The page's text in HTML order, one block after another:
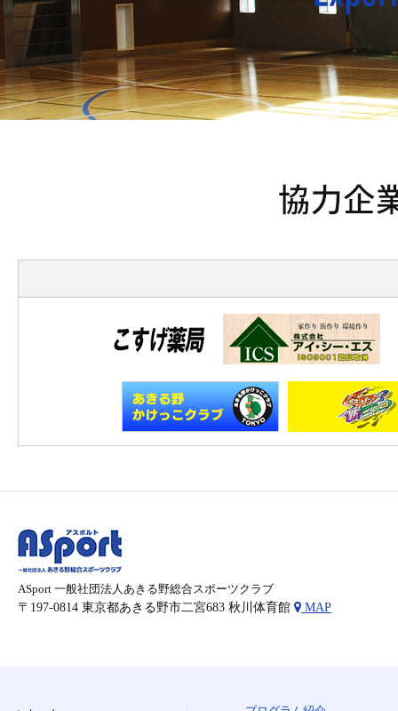
ASport 一般社団法人あきる野総合スポーツクラブ
〒197-0814 東京都あきる野市二宮683 秋川体育館
MAP